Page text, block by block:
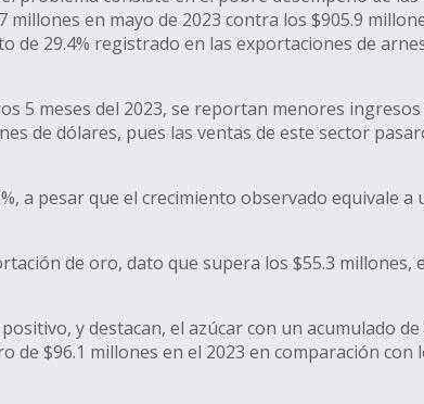
en mayo de 2023 contra los $905.9
29.4% registrado en las exportaciones de
5 meses del 2023, se reportan menores
de dólares, pues las ventas de este sector
a pesar que el crecimiento observado equivale a
de oro, dato que supera los $55.3 millones,
y destacan, el azúcar con un acumulado de
$96.1 millones en el 2023 en comparación con